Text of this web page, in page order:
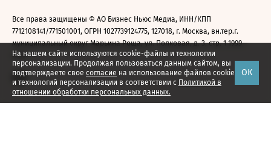
На нашем сайте используются cookie-файлы и технологии
персонализации. Продолжая пользоваться данным сайтом, вы
подтверждаете свое согласие на использование файлов cookie
и технологий персонализации в соответствии с Политикой в
отношении обработки персональных данных.
ОК
Все права защищены © АО Бизнес Ньюс Медиа, ИНН/КПП
7712108141/771501001, ОГРН 1027739124775, 127018, г. Москва, вн.тер.г.
муниципальный округ Марьина Роща, ул. Полковая, д. 3, стр. 1 1999—
2026